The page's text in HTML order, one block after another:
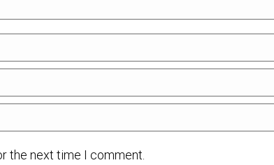
the next time I comment.